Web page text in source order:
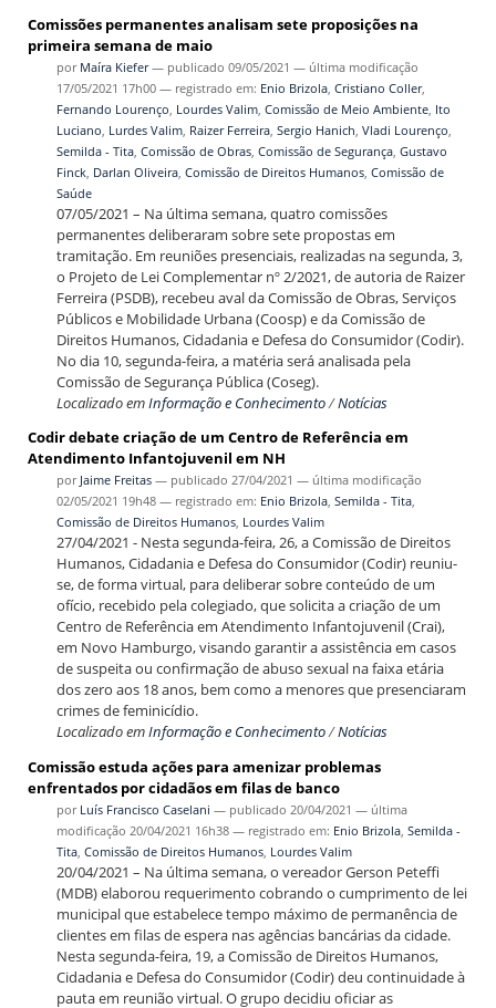
Comissões permanentes analisam sete proposições na
primeira semana de maio
por Maíra Kiefer — publicado 09/05/2021 — última modificação
17/05/2021 17h00 — registrado em: Enio Brizola, Cristiano Coller,
Fernando Lourenço Lourdes Valim, Comissão de Meio Ambiente, Ito
Luciano Lurdes Valim, Raizer Ferreira, Sergio Hanich Vladi Lourenço
Semilda - Tita, Comissão de Obras, Comissão de Segurança, Gustavo
Finck, Darlan Oliveira, Comissão de Direitos Humanos, Comissão de
Saúde
07/05/2021 – Na última semana, quatro comissões
permanentes deliberaram sobre sete propostas em
tramitação. Em reuniões presenciais, realizadas na segunda, 3,
o Projeto de Lei Complementar nº 2/2021, de autoria de Raizer
Ferreira (PSDB), recebeu aval da Comissão de Obras, Serviços
Públicos e Mobilidade Urbana (Coosp) e da Comissão de
Direitos Humanos, Cidadania e Defesa do Consumidor (Codir).
No dia 10, segunda-feira, a matéria será analisada pela
Comissão de Segurança Pública (Coseg).
Localizado emInformação e Conhecimento/Notícias
Codir debate criação de um Centro de Referência em
Atendimento Infantojuvenil em NH
por Jaime Freitas — publicado 27/04/2021 — última modificação
02/05/2021 19h48 — registrado em: Enio Brizola, Semilda - Tita,
Comissão de Direitos Humanos, Lourdes Valim
27/04/2021 - Nesta segunda-feira, 26, a Comissão de Direitos
Humanos, Cidadania e Defesa do Consumidor (Codir) reuniu-
se, de forma virtual, para deliberar sobre conteúdo de um
ofício, recebido pela colegiado, que solicita a criação de um
Centro de Referência em Atendimento Infantojuvenil (Crai),
em Novo Hamburgo, visando garantir a assistência em casos
de suspeita ou confirmação de abuso sexual na faixa etária
dos zero aos 18 anos, bem como a menores que presenciaram
crimes de feminicídio.
Localizado emInformação e Conhecimento/Notícias
Comissão estuda ações para amenizar problemas
enfrentados por cidadãos em filas de banco
por Luís Francisco Caselani — publicado 20/04/2021 — última
modificação 20/04/2021 16h38 — registrado em: Enio Brizola, Semilda -
Tita, Comissão de Direitos Humanos, Lourdes Valim
20/04/2021 – Na última semana, o vereador Gerson Peteffi
(MDB) elaborou requerimento cobrando o cumprimento de lei
municipal que estabelece tempo máximo de permanência de
clientes em filas de espera nas agências bancárias da cidade.
Nesta segunda-feira, 19, a Comissão de Direitos Humanos,
Cidadania e Defesa do Consumidor (Codir) deu continuidade à
pauta em reunião virtual. O grupo decidiu oficiar as